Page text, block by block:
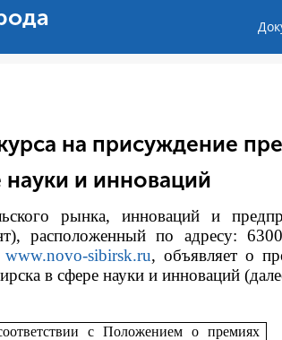
на присуждение
и инноваций
рынка, инноваций и
расположенный по адресу:
www.novo-sibirsk.ru, объявляет о
в сфере науки и инноваций
сПоложением о премиях